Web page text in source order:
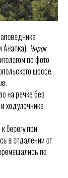
Анапка). Чирок
по фото
шоссе.
на речке без
ходулочника
берегу при
в отдалении от
по